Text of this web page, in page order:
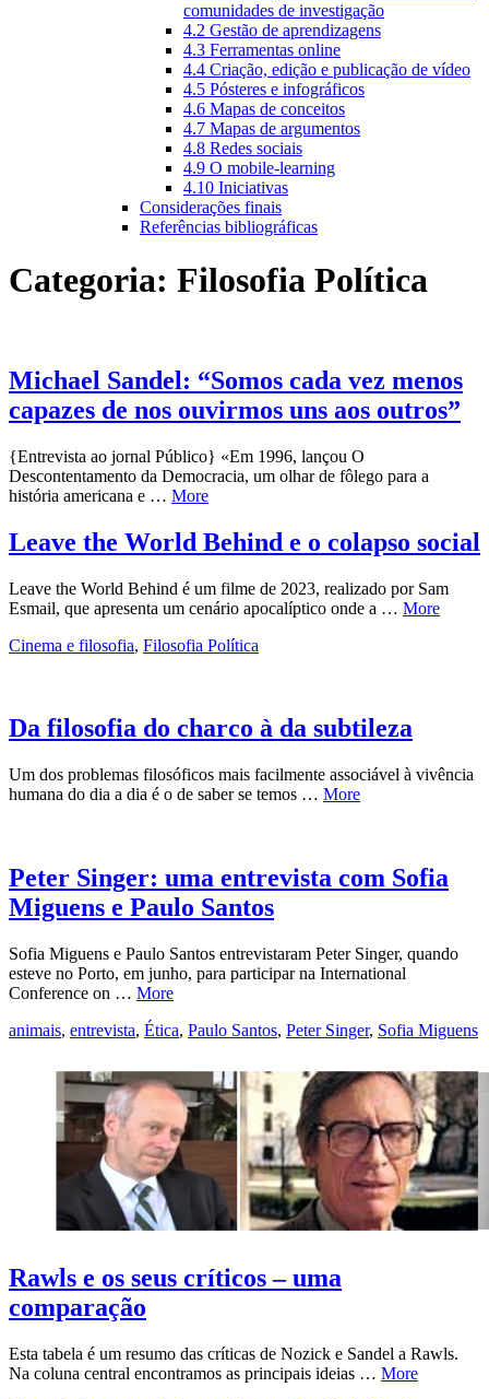
comunidades de investigação
4.2 Gestão de aprendizagens
4.3 Ferramentas online
4.4 Criação, edição e publicação de vídeo
4.5 Pósteres e infográficos
4.6 Mapas de conceitos
4.7 Mapas de argumentos
4.8 Redes sociais
4.9 O mobile-learning
4.10 Iniciativas
Considerações finais
Referências bibliográficas
Categoria: Filosofia Política
Michael Sandel: “Somos cada vez menos
capazes de nos ouvirmos uns aos outros”
{Entrevista ao jornal Público} «Em 1996, lançou O
Descontentamento da Democracia, um olhar de fôlego para a
história americana e … More
Leave the World Behind e o colapso social
Leave the World Behind é um filme de 2023, realizado por Sam
Esmail, que apresenta um cenário apocalíptico onde a … More
Cinema e filosofia, Filosofia Política
Da filosofia do charco à da subtileza
Um dos problemas filosóficos mais facilmente associável à vivência
humana do dia a dia é o de saber se temos … More
Peter Singer: uma entrevista com Sofia
Miguens e Paulo Santos
Sofia Miguens e Paulo Santos entrevistaram Peter Singer, quando
esteve no Porto, em junho, para participar na International
Conference on … More
animais, entrevista, Ética, Paulo Santos, Peter Singer, Sofia Miguens
Rawls e os seus críticos – uma
comparação
Esta tabela é um resumo das críticas de Nozick e Sandel a Rawls.
Na coluna central encontramos as principais ideias … More